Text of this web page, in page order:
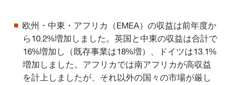
欧州・中東・アフリカ（EMEA）の収益は前年度か
ら10.2%増加しました。英国と中東の収益は合計で
16%増加し（既存事業は18%増）、ドイツは13.1%
増加しました。アフリカでは南アフリカが高収益
を計上しましたが、それ以外の国々の市場が厳し